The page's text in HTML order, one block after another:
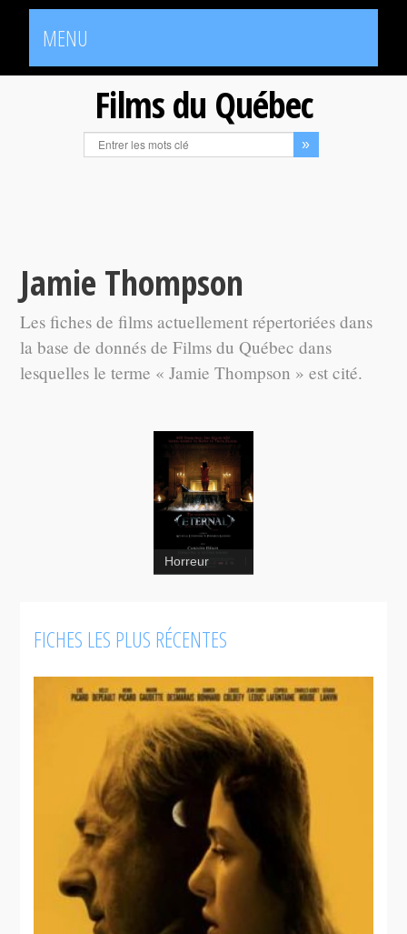
MENU
Films du Québec
Jamie Thompson
Les fiches de films actuellement répertoriées dans
la base de donnés de Films du Québec dans
lesquelles le terme « Jamie Thompson » est cité.
Éternelle
Horreur
FICHES LES PLUS RÉCENTES